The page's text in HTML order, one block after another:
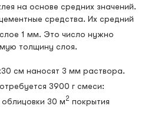
на основе средних значений.
средства. Их средний
1 мм. Это число нужно
толщину слоя.
см наносят 3 мм раствора.
3900 г смеси:
30 м2 покрытия